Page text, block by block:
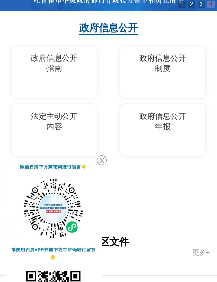
1 2 3 4
政府信息公开
政府信息公开
指南
政府信息公开
制度
法定主动公开
内容
政府信息公开
年报
国务院文件 自治区文件
市政府文件
更多+
X